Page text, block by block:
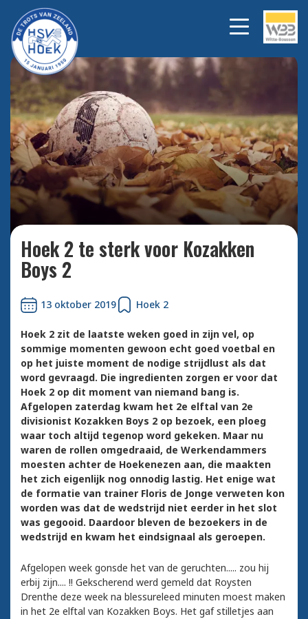
Bekijk alle foto's
Hoek 2 te sterk voor Kozakken
Boys 2
13 oktober 2019 Hoek 2
Hoek 2 zit de laatste weken goed in zijn vel, op
sommige momenten gewoon echt goed voetbal en
op het juiste moment de nodige strijdlust als dat
word gevraagd. Die ingredienten zorgen er voor dat
Hoek 2 op dit moment van niemand bang is.
Afgelopen zaterdag kwam het 2e elftal van 2e
divisionist Kozakken Boys 2 op bezoek, een ploeg
waar toch altijd tegenop word gekeken. Maar nu
waren de rollen omgedraaid, de Werkendammers
moesten achter de Hoekenezen aan, die maakten
het zich eigenlijk nog onnodig lastig. Het enige wat
de formatie van trainer Floris de Jonge verweten kon
worden was dat de wedstrijd niet eerder in het slot
was gegooid. Daardoor bleven de bezoekers in de
wedstrijd en kwam het eindsignaal als geroepen.
Afgelopen week gonsde het van de geruchten..... zou hij
erbij zijn.... !! Gekscherend werd gemeld dat Roysten
Drenthe deze week na blessureleed minuten moest maken
in het 2e elftal van Kozakken Boys. Het gaf stilletjes aan